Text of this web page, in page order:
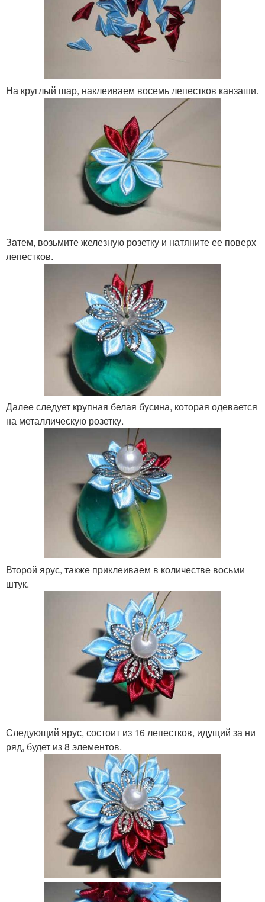
На круглый шар, наклеиваем восемь лепестков канзаши.
Затем, возьмите железную розетку и натяните ее поверх
лепестков.
Далее следует крупная белая бусина, которая одевается
на металлическую розетку.
Второй ярус, также приклеиваем в количестве восьми
штук.
Следующий ярус, состоит из 16 лепестков, идущий за ни
ряд, будет из 8 элементов.